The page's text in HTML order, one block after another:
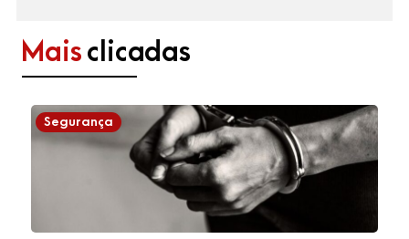
Mais clicadas
Segurança